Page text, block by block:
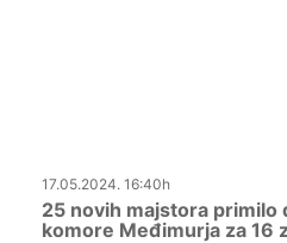
17.05.2024. 16:40h
25 novih majstora primilo
komore Međimurja za 16